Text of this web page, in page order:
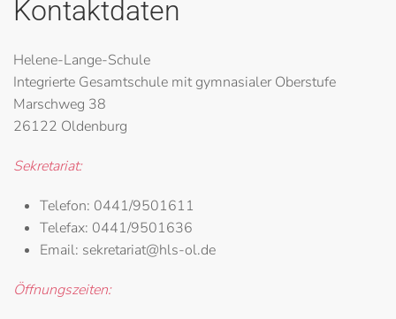
Kontaktdaten
Helene-Lange-Schule
Integrierte Gesamtschule mit gymnasialer Oberstufe
Marschweg 38
26122 Oldenburg
Sekretariat:
Telefon: 0441/9501611
Telefax: 0441/9501636
Email: sekretariat@hls-ol.de
Öffnungszeiten: